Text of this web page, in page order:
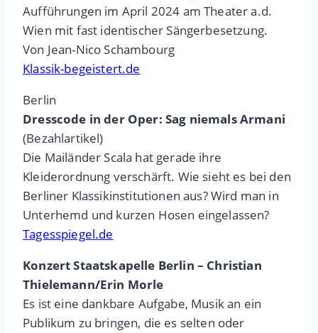
Aufführungen im April 2024 am Theater a.d.
Wien mit fast identischer Sängerbesetzung.
Von Jean-Nico Schambourg
Klassik-begeistert.de
Berlin
Dresscode in der Oper: Sag niemals Armani
(Bezahlartikel)
Die Mailänder Scala hat gerade ihre
Kleiderordnung verschärft. Wie sieht es bei den
Berliner Klassikinstitutionen aus? Wird man in
Unterhemd und kurzen Hosen eingelassen?
Tagesspiegel.de
Konzert Staatskapelle Berlin – Christian
Thielemann/Erin Morle
Es ist eine dankbare Aufgabe, Musik an ein
Publikum zu bringen, die es selten oder